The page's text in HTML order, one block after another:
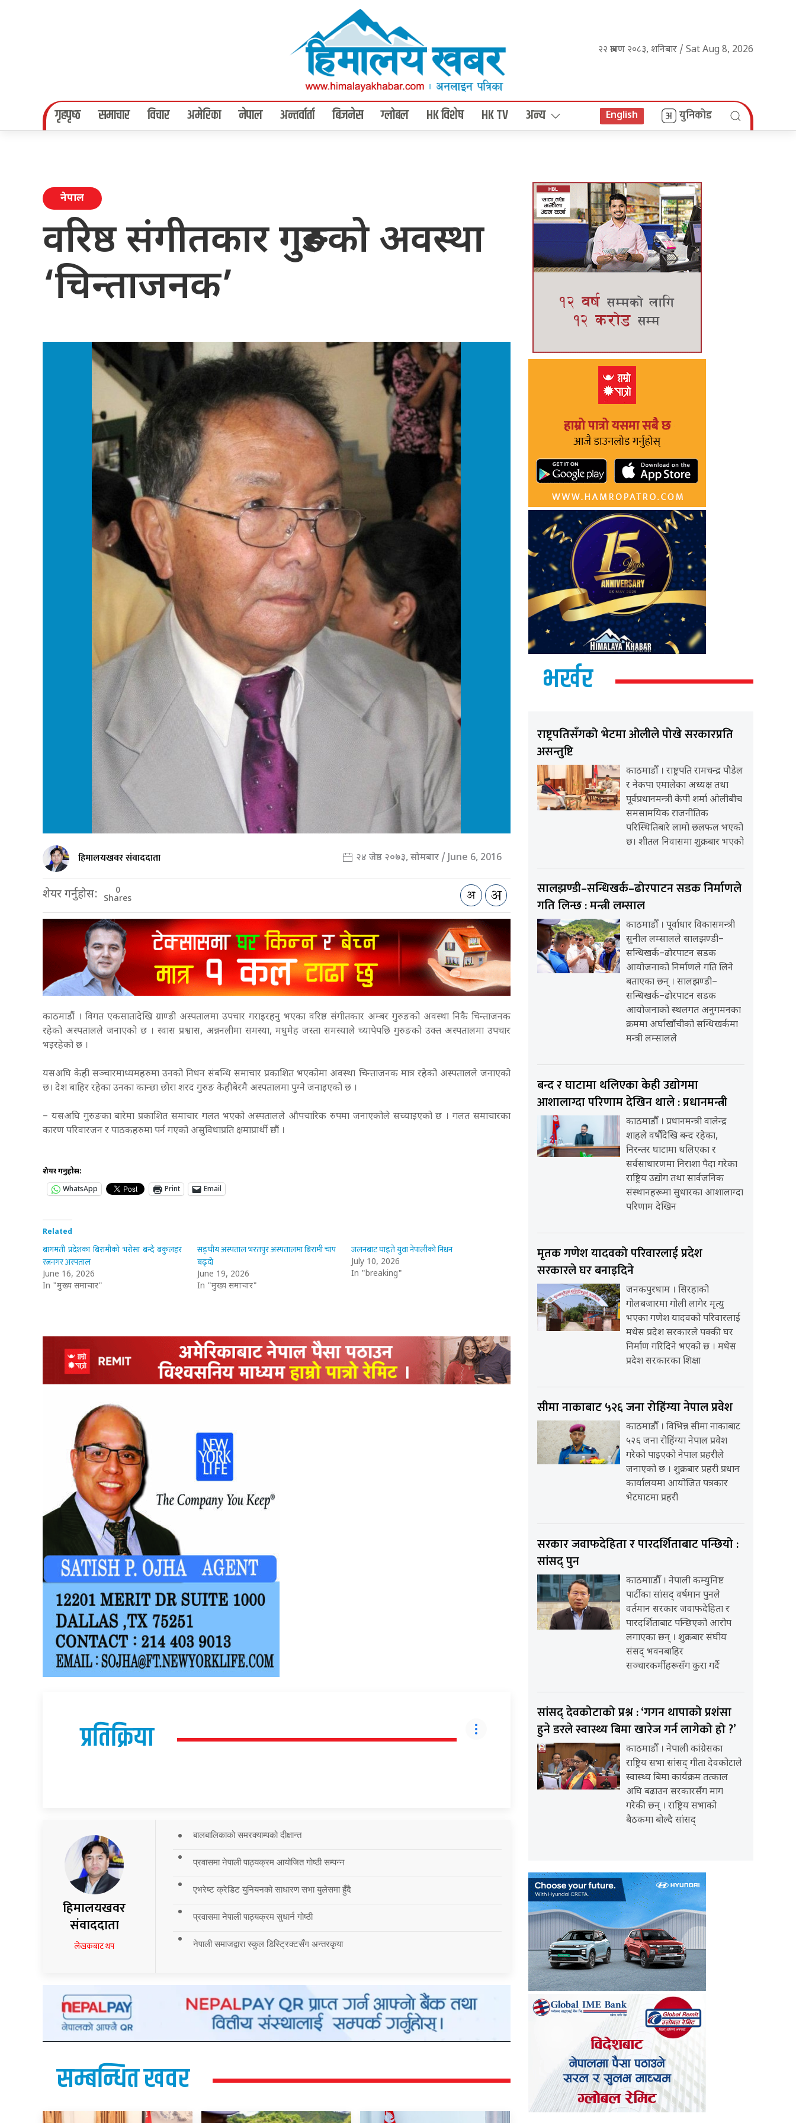
२२ श्रावण २०८३, शनिबार / Sat Aug 8, 2026
गृहपृष्‍ठ समाचार विचार अमेरिका नेपाल अन्तर्वार्ता बिजनेस ग्लोबल HK विशेष HK TV अन्य English युनिकोड
नेपाल
वरिष्ठ संगीतकार गुरुङको अवस्था
‘चिन्ताजनक’
हिमालयखवर संवाददाता २४ जेष्ठ २०७३, सोमबार / June 6, 2016
शेयर गर्नुहोस: 0
Shares
काठमाडौं । विगत एकसातादेखि ग्राण्डी अस्पतालमा उपचार गराइरहनु भएका वरिष्ठ संगीतकार अम्बर गुरुङको अवस्था निकै चिन्ताजनक
रहेको अस्पतालले जनाएको छ । स्वास प्रश्वास, अन्ननलीमा समस्या, मधुमेह जस्ता समस्याले च्यापेपछि गुरुङको उक्त अस्पतालमा उपचार
भइरहेको छ ।
यसअघि केही सञ्चारमाध्यमहरुमा उनको निधन संबन्धि समाचार प्रकाशित भएकोमा अवस्था चिन्ताजनक मात्र रहेको अस्पतालले जनाएको
छ। देश बाहिर रहेका उनका कान्छा छोरा शरद गुरुङ केहीबेरमै अस्पतालमा पुग्ने जनाइएको छ ।
– यसअघि गुरुङका बारेमा प्रकाशित समाचार गलत भएको अस्पतालले औपचारिक रुपमा जनाएकोले सच्याइएको छ । गलत समाचारका
कारण परिवारजन र पाठकहरुमा पर्न गएको असुविधाप्रति क्षमाप्रार्थी छौं ।
शेयर गर्नुहोस:
WhatsApp
Print Email
Related
बागमती प्रदेशका बिरामीको भरोसा बन्दै बकुलहर
रत्ननगर अस्पताल
June 16, 2026
In "मुख्य समाचार"
सङ्घीय अस्पताल भरतपुर अस्पतालमा बिरामी चाप
बढ्दो
June 19, 2026
In "मुख्य समाचार"
जलनबाट घाइते युवा नेपालीको निधन
July 10, 2026
In "breaking"
प्रतिक्रिया
हिमालयखवर
संवाददाता
लेखकबाट थप
बालबालिकाको समरक्याम्पको दीक्षान्त
प्रवासमा नेपाली पाठ्यक्रम आयोजित गोष्ठी सम्पन्न
एभरेष्ट क्रेडिट युनियनको साधारण सभा युलेसमा हुँदै
प्रवासमा नेपाली पाठ्यक्रम सुधार्न गोष्ठी
नेपाली समाजद्वारा स्कुल डिस्ट्रिक्टसँग अन्तरकृया
सम्बन्धित खवर
भर्खर
राष्ट्रपतिसँगको भेटमा ओलीले पोखे सरकारप्रति
असन्तुष्टि
काठमाडौँ । राष्ट्रपति रामचन्द्र पौडेल
र नेकपा एमालेका अध्यक्ष तथा
पूर्वप्रधानमन्त्री केपी शर्मा ओलीबीच
समसामयिक राजनीतिक
परिस्थितिबारे लामो छलफल भएको
छ। शीतल निवासमा शुक्रबार भएको
सालझण्डी–सन्धिखर्क–ढोरपाटन सडक निर्माणले
गति लिन्छ : मन्त्री लम्साल
काठमाडौँ । पूर्वाधार विकासमन्त्री
सुनील लम्सालले सालझण्डी–
सन्धिखर्क–ढोरपाटन सडक
आयोजनाको निर्माणले गति लिने
बताएका छन् । सालझण्डी–
सन्धिखर्क–ढोरपाटन सडक
आयोजनाको स्थलगत अनुगमनका
क्रममा अर्घाखाँचीको सन्धिखर्कमा
मन्त्री लम्सालले
बन्द र घाटामा थलिएका केही उद्योगमा
आशालाग्दा परिणाम देखिन थाले : प्रधानमन्त्री
काठमाडौँ । प्रधानमन्त्री वालेन्द्र
शाहले वर्षौंदेखि बन्द रहेका,
निरन्तर घाटामा थलिएका र
सर्वसाधारणमा निराशा पैदा गरेका
राष्ट्रिय उद्योग तथा सार्वजनिक
संस्थानहरूमा सुधारका आशालाग्दा
परिणाम देखिन
मृतक गणेश यादवको परिवारलाई प्रदेश
सरकारले घर बनाइदिने
जनकपुरधाम । सिरहाको
गोलबजारमा गोली लागेर मृत्यु
भएका गणेश यादवको परिवारलाई
मधेस प्रदेश सरकारले पक्की घर
निर्माण गरिदिने भएको छ । मधेस
प्रदेश सरकारका शिक्षा
सीमा नाकाबाट ५२६ जना रोहिंग्या नेपाल प्रवेश
काठमाडौँ । विभिन्न सीमा नाकाबाट
५२६ जना रोहिंग्या नेपाल प्रवेश
गरेको पाइएको नेपाल प्रहरीले
जनाएको छ । शुक्रबार प्रहरी प्रधान
कार्यालयमा आयोजित पत्रकार
भेटघाटमा प्रहरी
सरकार जवाफदेहिता र पारदर्शिताबाट पन्छियो :
सांसद् पुन
काठमााडौँ । नेपाली कम्युनिष्ट
पार्टीका सांसद् वर्षमान पुनले
वर्तमान सरकार जवाफदेहिता र
पारदर्शिताबाट पन्छिएको आरोप
लगाएका छन् । शुक्रबार संघीय
संसद् भवनबाहिर
सञ्चारकर्मीहरूसँग कुरा गर्दै
सांसद् देवकोटाको प्रश्न : ‘गगन थापाको प्रशंसा
हुने डरले स्वास्थ्य बिमा खारेज गर्न लागेको हो ?’
काठमाडौँ । नेपाली कांग्रेसका
राष्ट्रिय सभा सांसद् गीता देवकोटाले
स्वास्थ्य बिमा कार्यक्रम तत्काल
अघि बढाउन सरकारसँग माग
गरेकी छन् । राष्ट्रिय सभाको
बैठकमा बोल्दै सांसद्